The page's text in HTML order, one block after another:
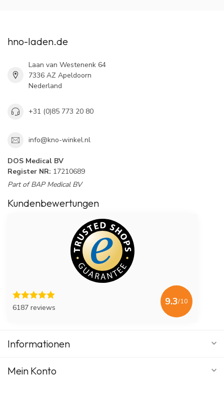
hno-laden.de
Laan van Westenenk 64
7336 AZ Apeldoorn
Nederland
+31 (0)85 773 20 80
info@kno-winkel.nl
DOS Medical BV
Register NR: 17210689
Part of BAP Medical BV
Kundenbewertungen
6187 reviews
9.3/10
Informationen
Mein Konto